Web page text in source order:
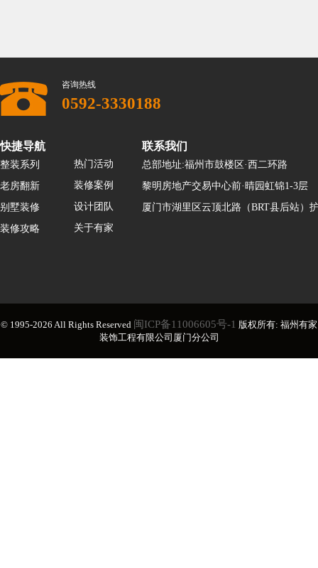
咨询热线
0592-3330188
快捷导航
整装系列
老房翻新
别墅装修
装修攻略
热门活动
装修案例
设计团队
关于有家
联系我们
总部地址:福州市鼓楼区·西二环路
黎明房地产交易中心前·晴园虹锦1-3层
厦门市湖里区云顶北路（BRT县后站）
© 1995-2026 All Rights Reserved 闽ICP备11006605号-1 版权所有: 福州有家
装饰工程有限公司厦门分公司